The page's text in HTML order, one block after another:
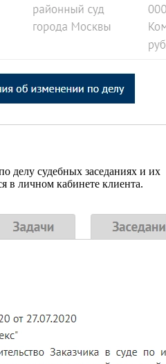
делу судебных заседаниях и их
в личном кабинете клиента.